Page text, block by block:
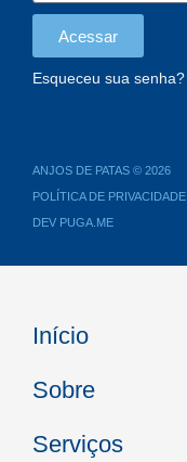
ANJOS DE PATAS © 2026
POLÍTICA DE PRIVACIDADE
DEV PUGA.ME
Acessar
Esqueceu sua senha?
Início
Sobre
Serviços